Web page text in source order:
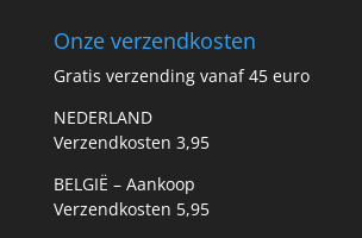
Onze verzendkosten
Gratis verzending vanaf 45 euro
NEDERLAND
Verzendkosten 3,95
BELGIË – Aankoop
Verzendkosten 5,95